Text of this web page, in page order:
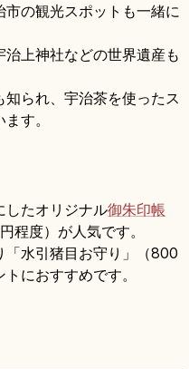
の観光スポットも一緒に
治上神社などの世界遺産も
知られ、宇治茶を使ったス
す。
したオリジナル御朱印帳
程度）が人気です。
「水引猪目お守り」（800
におすすめです。